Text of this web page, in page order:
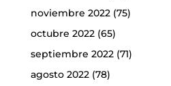
noviembre 2022(75)
octubre 2022(65)
septiembre 2022(71)
agosto 2022(78)